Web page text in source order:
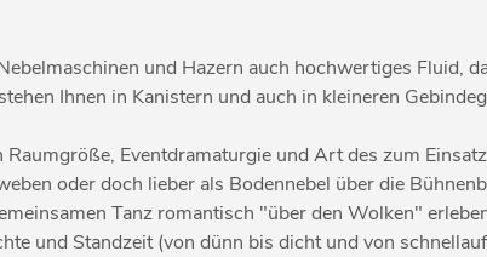
und Hazern auch hochwertiges Fluid,
Ihnen in Kanistern und auch in kleineren
Eventdramaturgie und Art des zum
oder doch lieber als Bodennebel über die
Tanz romantisch "über den Wolken"
und Standzeit (von dünn bis dicht und von